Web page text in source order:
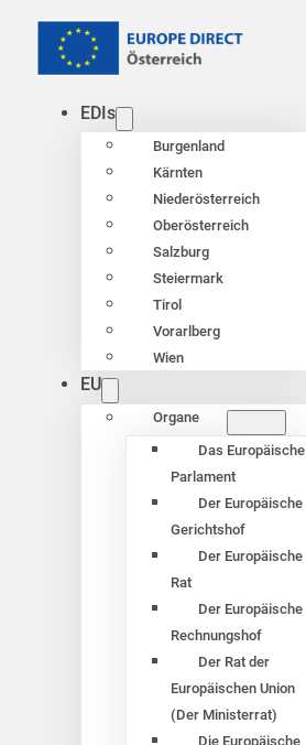
EDIs
Burgenland
Kärnten
Niederösterreich
Oberösterreich
Salzburg
Steiermark
Tirol
Vorarlberg
Wien
EU
Organe
Das Europäische
Parlament
Der Europäische
Gerichtshof
Der Europäische
Rat
Der Europäische
Rechnungshof
Der Rat der
Europäischen Union
(Der Ministerrat)
Die Europäische